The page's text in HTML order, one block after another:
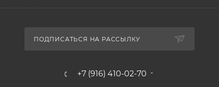
ПОДПИСАТЬСЯ НА РАССЫЛКУ
+7 (916) 410-02-70